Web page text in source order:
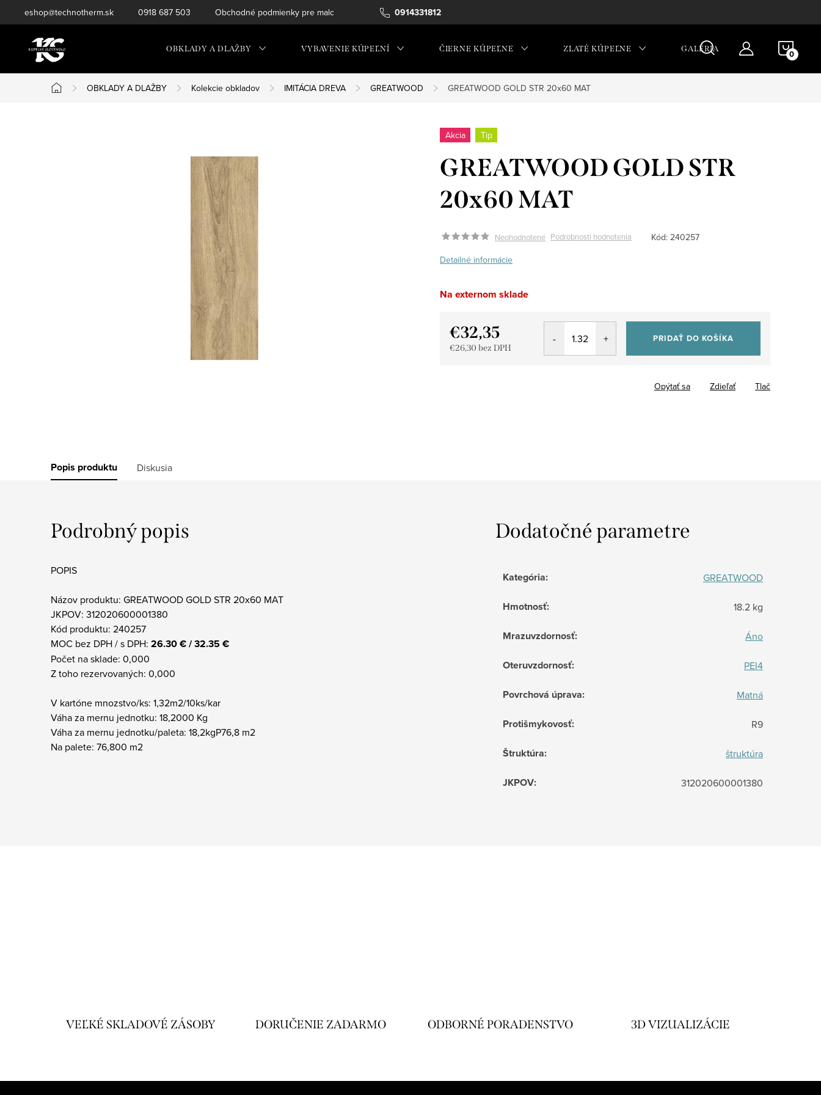
na
0914331812
eshop@technotherm.sk 0918 687 503 Obchodné podmienky pre maloobchod
OBKLADY A DLAŽBY VYBAVENIE KÚPEĽNÍ ČIERNE KÚPEĽNE ZLATÉ KÚPEĽNE GALÉRIA
Domov
OBKLADY A DLAŽBY Kolekcie obkladov IMITÁCIA DREVA GREATWOOD GREATWOOD GOLD STR 20x60 MAT
Akcia Tip
GREATWOOD GOLD STR
20x60 MAT
Neohodnotené Podrobnosti hodnotenia Kód: 240257
Detailné informácie
Na externom sklade
€32,35
€26,30 bez DPH
PRIDAŤ DO KOŠÍKA
Tlač
Opýtať sa Zdieľať
Popis produktu Diskusia
Podrobný popis
POPIS
Názov produktu: GREATWOOD GOLD STR 20x60 MAT
JKPOV: 312020600001380
Kód produktu: 240257
MOC bez DPH / s DPH: 26.30 € / 32.35 €
Počet na sklade: 0,000
Z toho rezervovaných: 0,000
V kartóne mnozstvo/ks: 1,32m2/10ks/kar
Váha za mernu jednotku: 18,2000 Kg
Váha za mernu jednotku/paleta: 18,2kgP76,8 m2
Na palete: 76,800 m2
Dodatočné parametre
Kategória: GREATWOOD
Hmotnosť: 18.2 kg
Mrazuvzdornosť: Áno
Oteruvzdornosť: PEI4
Povrchová úprava: Matná
Protišmykovosť: R9
Štruktúra: štruktúra
JKPOV: 312020600001380
VEĽKÉ SKLADOVÉ ZÁSOBY DORUČENIE ZADARMO ODBORNÉ PORADENSTVO 3D VIZUALIZÁCIE